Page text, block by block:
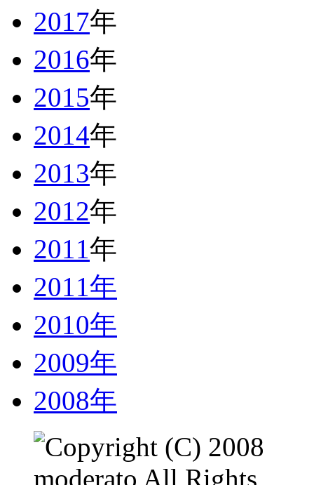
2017年
2016年
2015年
2014年
2013年
2012年
2011年
2011年
2010年
2009年
2008年